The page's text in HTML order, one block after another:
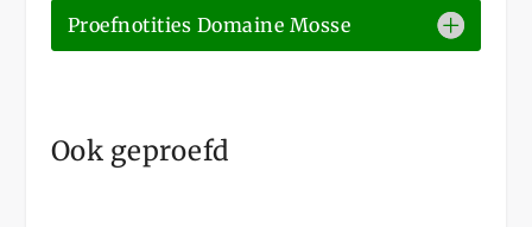
Proefnotities Domaine Mosse
Ook geproefd